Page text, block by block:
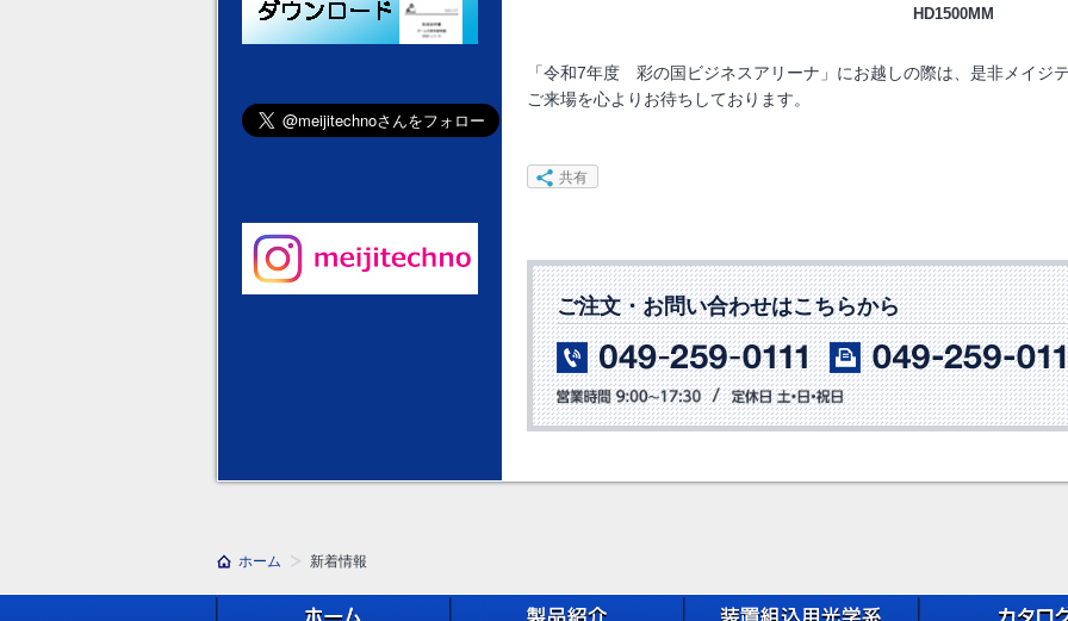
HD1500MM
「令和7年度 彩の国ビジネスアリーナ」にお越しの際は、是非メイジ
ご来場を心よりお待ちしております。
共有
ご注文・お問い合わせはこちらから
ホーム 新着情報